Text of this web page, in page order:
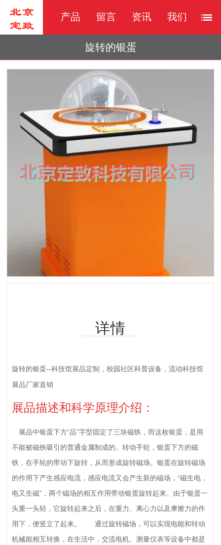
产品 留言 资讯 我们
旋转的银蛋
详情
旋转的银蛋--科技馆展品定制，校园社区科普设备，流动科技馆
展品厂家直销
展品描述和科学原理介绍：
展品中银蛋下方“品”字型固定了三块磁铁，而这枚银蛋，是用
不能被磁铁吸引的普通金属制成的。转动手轮，银蛋下方的磁
铁，在手轮的带动下旋转，从而形成旋转磁场。银蛋在旋转磁场
的作用下产生感应电流，感应电流又会产生新的磁场，“磁生电，
电又生磁”，两个磁场的相互作用带动银蛋旋转起来。由于银蛋一
头重一头轻，它旋转起来之后，在重力、离心力以及摩擦力的作
用下，便竖立了起来。 通过旋转磁场，可以实现电能和转动
机械能相互转换，在生活中，交流电机、测量仪表等设备中都是